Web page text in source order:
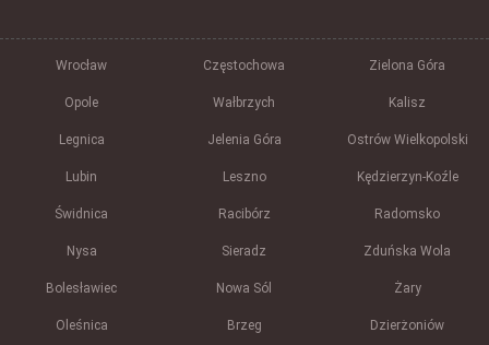
Wrocław Częstochowa Zielona Góra
Opole Wałbrzych Kalisz
Legnica Jelenia Góra Ostrów Wielkopolski
Lubin Leszno Kędzierzyn-Koźle
Świdnica Racibórz Radomsko
Nysa Sieradz Zduńska Wola
Bolesławiec Nowa Sól Żary
Oleśnica Brzeg Dzierżoniów